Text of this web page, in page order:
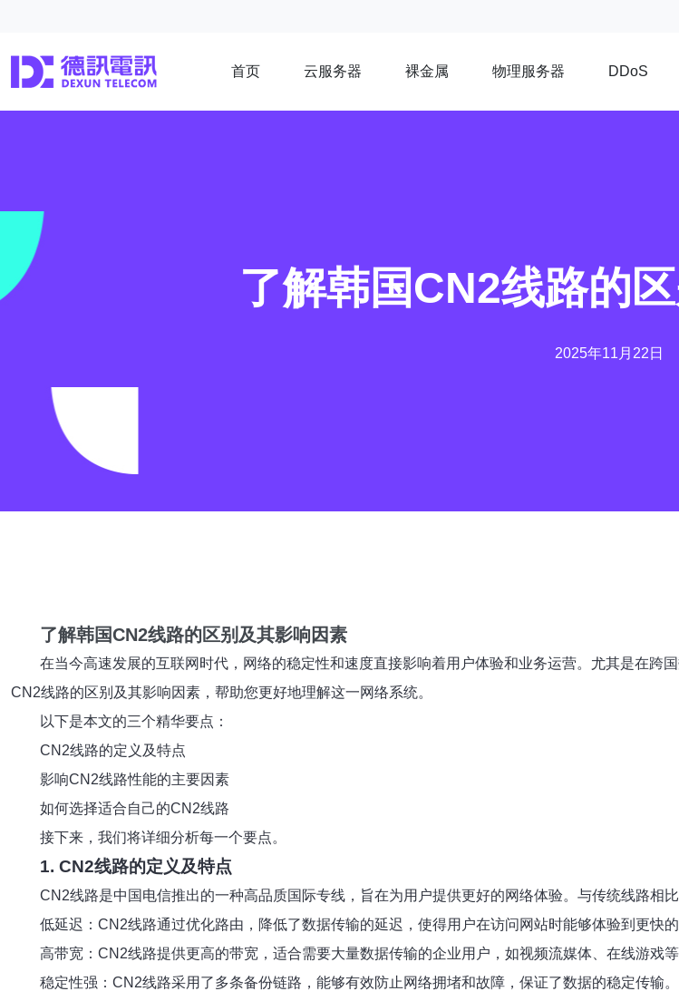
首页 云服务器 裸金属 物理服务器 DDoS
了解韩国CN2线路的
2025年11月22日
了解韩国CN2线路的区别及其影响因素
在当今高速发展的互联网时代，网络的稳定性和速度直接影响着用户体验和业务运营。尤其是在跨国
CN2线路的区别及其影响因素，帮助您更好地理解这一网络系统。
以下是本文的三个精华要点：
CN2线路的定义及特点
影响CN2线路性能的主要因素
如何选择适合自己的CN2线路
接下来，我们将详细分析每一个要点。
1. CN2线路的定义及特点
CN2线路是中国电信推出的一种高品质国际专线，旨在为用户提供更好的网络体验。与传统线路相
低延迟：CN2线路通过优化路由，降低了数据传输的延迟，使得用户在访问网站时能够体验到更快的
高带宽：CN2线路提供更高的带宽，适合需要大量数据传输的企业用户，如视频流媒体、在线游戏等
稳定性强：CN2线路采用了多条备份链路，能够有效防止网络拥堵和故障，保证了数据的稳定传输。